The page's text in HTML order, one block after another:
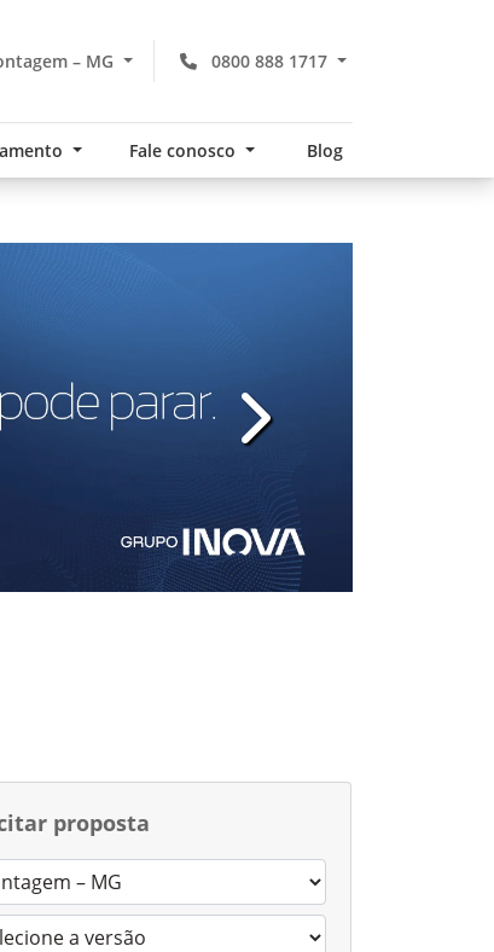
0800 888 1717
– MG
Fale conosco Blog
templates.template-
proposta